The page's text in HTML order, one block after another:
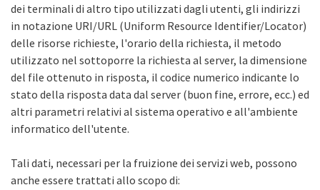
dei terminali di altro tipo utilizzati dagli utenti, gli indirizzi
in notazione URI/URL (Uniform Resource Identifier/Locator)
delle risorse richieste, l'orario della richiesta, il metodo
utilizzato nel sottoporre la richiesta al server, la dimensione
del file ottenuto in risposta, il codice numerico indicante lo
stato della risposta data dal server (buon fine, errore, ecc.) ed
altri parametri relativi al sistema operativo e all'ambiente
informatico dell'utente.
Tali dati, necessari per la fruizione dei servizi web, possono
anche essere trattati allo scopo di: